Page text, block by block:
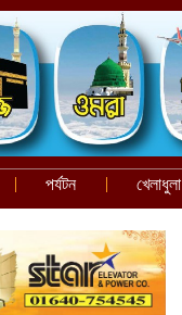
পর্যটন খেলাধুলা